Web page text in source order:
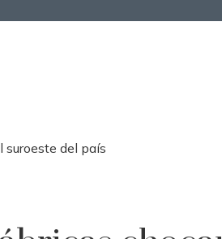
suroeste del país